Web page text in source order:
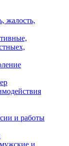
жалость,
и работы
и